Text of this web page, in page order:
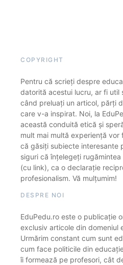
COPYRIGHT
Pentru că scrieți despre
datorită acestui lucru, ar fi util
când preluați un articol, părți
care v-a inspirat. Noi, la
această conduită etică și
mult mai multă experiență vor
că găsiți subiecte interesante
siguri că înțelegeți
(cu link), ca o declarație
profesionalism. Vă mulțumim!
DESPRE NOI
EduPedu.ro este o publicație
exclusiv articole din domeniul
Urmărim constant cum sunt
cum face politicile din
îi formează pe profesori, cât